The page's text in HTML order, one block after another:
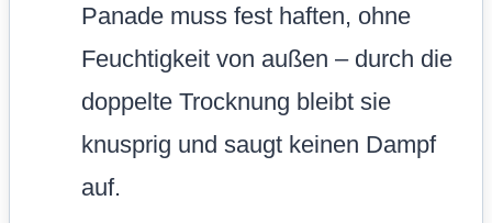
Panade muss fest haften, ohne
Feuchtigkeit von außen – durch die
doppelte Trocknung bleibt sie
knusprig und saugt keinen Dampf
auf.